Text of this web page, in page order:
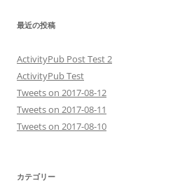
最近の投稿
ActivityPub Post Test 2
ActivityPub Test
Tweets on 2017-08-12
Tweets on 2017-08-11
Tweets on 2017-08-10
カテゴリー